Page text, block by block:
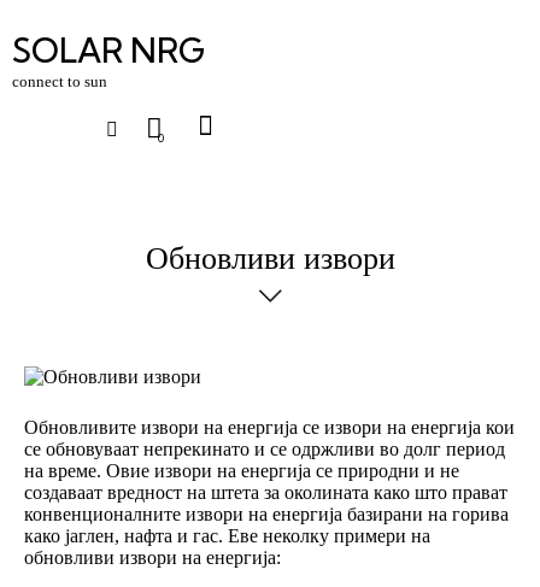
SOLAR NRG
connect to sun
0
Обновливи извори
Обновливите извори на енергија се извори на енергија кои
се обновуваат непрекинато и се одржливи во долг период
на време. Овие извори на енергија се природни и не
создаваат вредност на штета за околината како што прават
конвенционалните извори на енергија базирани на горива
како јаглен, нафта и гас. Еве неколку примери на
обновливи извори на енергија: